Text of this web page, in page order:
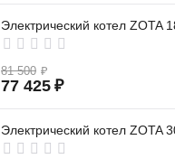
Электрический котел ZOTA
81 500 ₽
77 425 ₽
Электрический котел ZOTA